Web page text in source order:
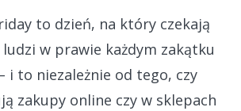
to dzień, na który czekają
w prawie każdym zakątku
i to niezależnie od tego, czy
zakupy online czy w sklepach